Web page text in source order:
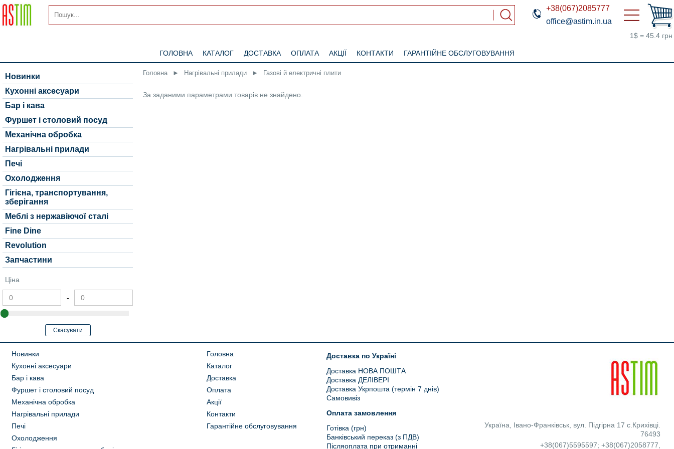
+38(067)2085777
office@astim.in.ua
1$ = 45.4 грн
ГОЛОВНА КАТАЛОГ ДОСТАВКА ОПЛАТА АКЦІЇ КОНТАКТИ ГАРАНТІЙНЕ ОБСЛУГОВУВАННЯ
Новинки
Кухонні аксесуари
Бар і кава
Фуршет і столовий посуд
Механічна обробка
Нагрівальні прилади
Печі
Охолодження
Гігієна, транспортування,
зберігання
Меблі з нержавіючої сталі
Fine Dine
Revolution
Запчастини
Ціна
-
Головна ► Нагрівальні прилади ► Газові й електричні плити
За заданими параметрами товарів не знайдено.
Новинки
Кухонні аксесуари
Бар і кава
Фуршет і столовий посуд
Механічна обробка
Нагрівальні прилади
Печі
Охолодження
Головна
Каталог
Доставка
Оплата
Акції
Контакти
Гарантійне обслуговування
Доставка по Україні
Доставка НОВА ПОШТА
Доставка ДЕЛІВЕРІ
Доставка Укрпошта (термін 7 днів)
Самовивіз
Оплата замовлення
Готівка (грн)
Банківський переказ (з ПДВ)
Післяоплата при отриманні
Україна Івано-Франківськ, вул. Підгірна 17 с.Крихівці.
76493
+38(067)5595597; +38(067)2058777